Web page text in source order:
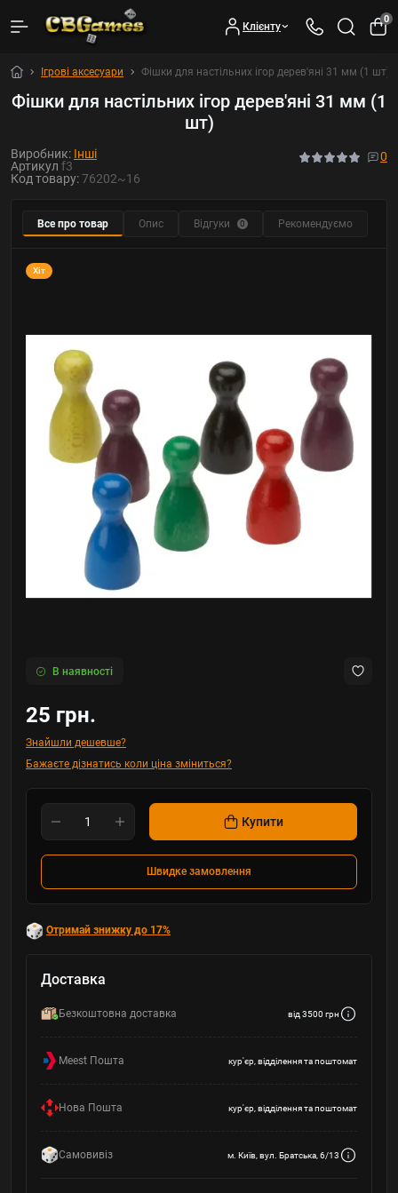
Клієнту
0
Ігрові аксесуари Фішки для настільних ігор дерев'яні 31 мм (1 шт)
Фішки для настільних ігор дерев'яні 31 мм (1
шт)
Виробник: Інші
Артикул f3
Код товару:76202~16
0
Все про товар Опис Відгуки 0 Рекомендуємо
Хіт
В наявності
25 грн.
Знайшли дешевше?
Бажаєте дізнатись коли ціна зміниться?
Купити
Швидке замовлення
Отримай знижку до 17%
Доставка
Безкоштовна доставка від 3500 грн
Meest Пошта кур'єр, відділення та поштомат
Нова Пошта кур'єр, відділення та поштомат
Самовивіз м. Київ, вул. Братська, 6/13